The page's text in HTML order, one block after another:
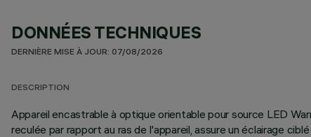
DONNÉES TECHNIQUES
DERNIÈRE MISE À JOUR: 07/08/2026
DESCRIPTION
Appareil encastrable à optique orientable pour source LED
reculée par rapport au ras de l'appareil, assure un éclairage